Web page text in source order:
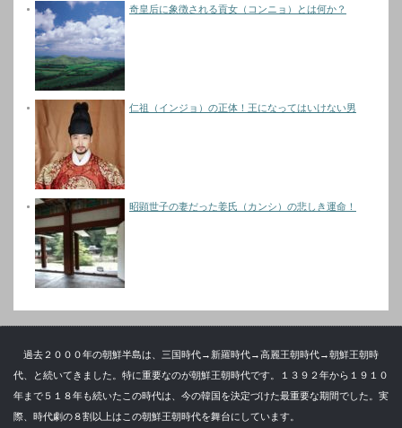
奇皇后に象徴される貢女（コンニョ）とは何か？
仁祖（インジョ）の正体！王になってはいけない男
昭顕世子の妻だった姜氏（カンシ）の悲しき運命！
過去２０００年の朝鮮半島は、三国時代→新羅時代→高麗王朝時代→朝鮮王朝時
代、と続いてきました。特に重要なのが朝鮮王朝時代です。１３９２年から１９１０
年まで５１８年も続いたこの時代は、今の韓国を決定づけた最重要な期間でした。実
際、時代劇の８割以上はこの朝鮮王朝時代を舞台にしています。